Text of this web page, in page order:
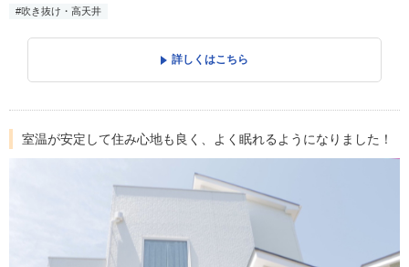
#吹き抜け・高天井
詳しくはこちら
室温が安定して住み心地も良く、よく眠れるようになりました！